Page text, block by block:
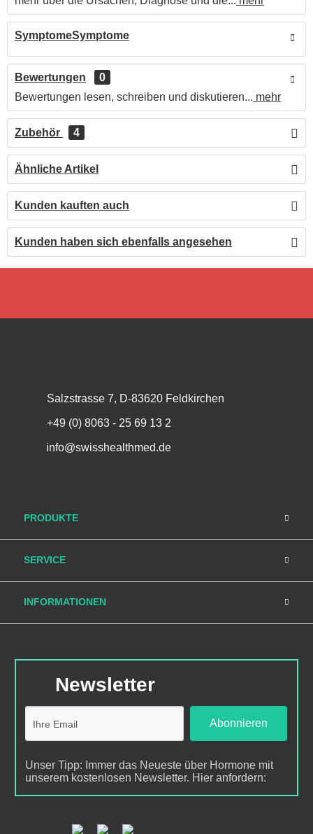
SymptomeSymptome
Bewertungen
0
Bewertungen lesen, schreiben und diskutieren... mehr
Zubehör 4
Ähnliche Artikel
Kunden kauften auch
Kunden haben sich ebenfalls angesehen
Salzstrasse 7, D-83620 Feldkirchen
+49 (0) 8063 - 25 69 13 2
info@swisshealthmed.de
PRODUKTE
SERVICE
INFORMATIONEN
Newsletter
Abonnieren
Unser Tipp: Immer das Neueste über Hormone mit
unserem kostenlosen Newsletter. Hier anfordern: